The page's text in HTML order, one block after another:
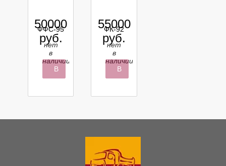
50000
руб.
нет
в
наличии
В
55000
руб.
нет
в
наличии
В